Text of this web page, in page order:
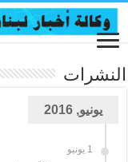
النشرات
يونيو, 2016
1 يونيو